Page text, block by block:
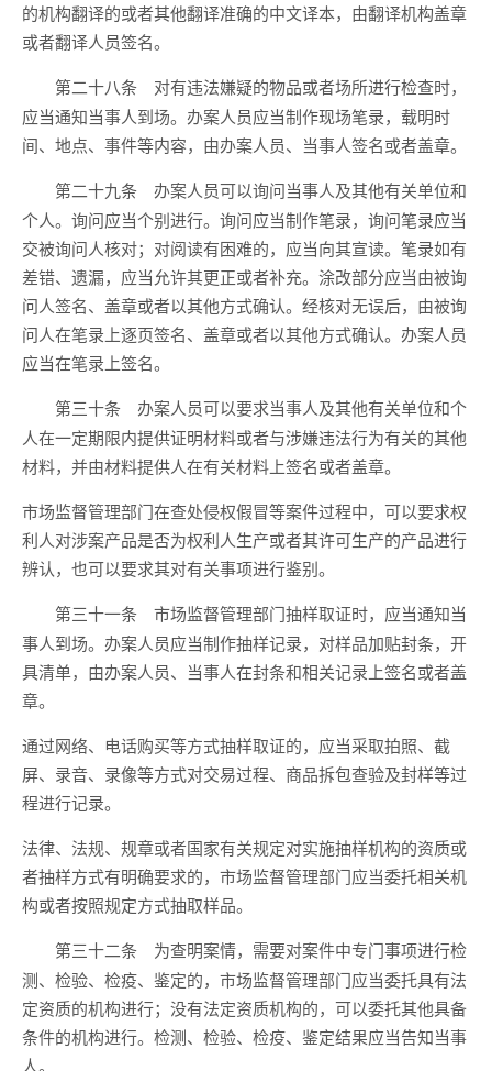
的机构翻译的或者其他翻译准确的中文译本，由翻译机构盖章
或者翻译人员签名。
第二十八条 对有违法嫌疑的物品或者场所进行检查时，
应当通知当事人到场。办案人员应当制作现场笔录，载明时
间、地点、事件等内容，由办案人员、当事人签名或者盖章。
第二十九条 办案人员可以询问当事人及其他有关单位和
个人。询问应当个别进行。询问应当制作笔录，询问笔录应当
交被询问人核对；对阅读有困难的，应当向其宣读。笔录如有
差错、遗漏，应当允许其更正或者补充。涂改部分应当由被询
问人签名、盖章或者以其他方式确认。经核对无误后，由被询
问人在笔录上逐页签名、盖章或者以其他方式确认。办案人员
应当在笔录上签名。
第三十条 办案人员可以要求当事人及其他有关单位和个
人在一定期限内提供证明材料或者与涉嫌违法行为有关的其他
材料，并由材料提供人在有关材料上签名或者盖章。
市场监督管理部门在查处侵权假冒等案件过程中，可以要求权
利人对涉案产品是否为权利人生产或者其许可生产的产品进行
辨认，也可以要求其对有关事项进行鉴别。
第三十一条 市场监督管理部门抽样取证时，应当通知当
事人到场。办案人员应当制作抽样记录，对样品加贴封条，开
具清单，由办案人员、当事人在封条和相关记录上签名或者盖
章。
通过网络、电话购买等方式抽样取证的，应当采取拍照、截
屏、录音、录像等方式对交易过程、商品拆包查验及封样等过
程进行记录。
法律、法规、规章或者国家有关规定对实施抽样机构的资质或
者抽样方式有明确要求的，市场监督管理部门应当委托相关机
构或者按照规定方式抽取样品。
第三十二条 为查明案情，需要对案件中专门事项进行检
测、检验、检疫、鉴定的，市场监督管理部门应当委托具有法
定资质的机构进行；没有法定资质机构的，可以委托其他具备
条件的机构进行。检测、检验、检疫、鉴定结果应当告知当事
人。